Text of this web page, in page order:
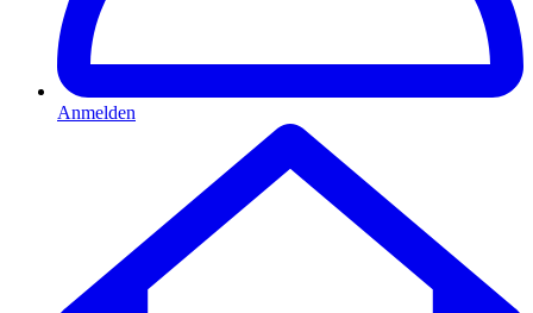
Anmelden